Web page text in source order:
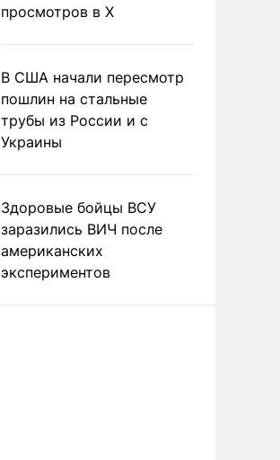
просмотров в X
В США начали пересмотр
пошлин на стальные
трубы из России и с
Украины
Здоровые бойцы ВСУ
заразились ВИЧ после
американских
экспериментов